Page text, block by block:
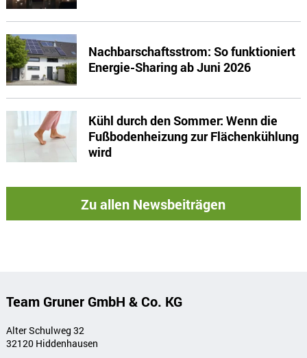
Nachbarschaftsstrom: So funktioniert
Energie-Sharing ab Juni 2026
Kühl durch den Sommer: Wenn die
Fußbodenheizung zur Flächenkühlung
wird
Zu allen Newsbeiträgen
Team Gruner GmbH & Co. KG
Alter Schulweg 32
32120 Hiddenhausen